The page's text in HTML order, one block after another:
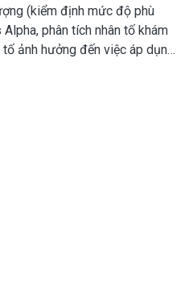
(kiểm định mức độ phù
phân tích nhân tố khám
ảnh hưởng đến việc áp dụng
Nam. Phân tích hồi quy
tin kế toán đưa vào
liệu tại các doanh nghiệp
và môi trường là hai yếu tố